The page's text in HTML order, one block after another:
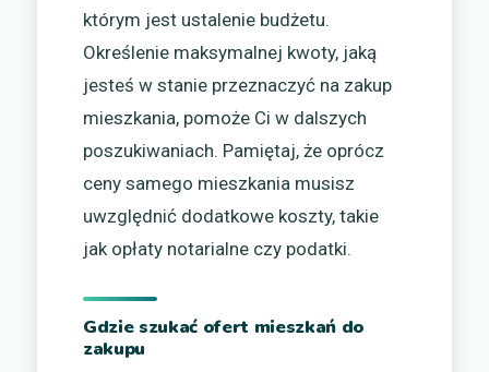
którym jest ustalenie budżetu.
Określenie maksymalnej kwoty, jaką
jesteś w stanie przeznaczyć na zakup
mieszkania, pomoże Ci w dalszych
poszukiwaniach. Pamiętaj, że oprócz
ceny samego mieszkania musisz
uwzględnić dodatkowe koszty, takie
jak opłaty notarialne czy podatki.
Gdzie szukać ofert mieszkań do
zakupu